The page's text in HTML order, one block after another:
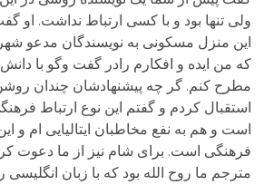
ولی تنها بود و با کسی ارتباط نداشت. او
این منزل مسکونی به نویسندگان مدعو
که من ایده و افکارم رادر گفت وگو با
مطرح کنم. گر چه پیشنهادشان چندان
استقبال کردم و گفتم این نوع ارتباط
است و هم به نفع مخاطبان ایتالیایی ام و
فرهنگی است. برای شام نیز از ما دعوت
مترجم ما روح الله بود که با زبان انگلیسی